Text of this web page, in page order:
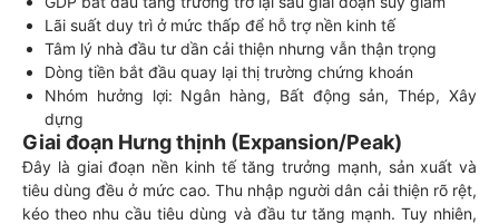
Lãi suất duy trì ở mức thấp để hỗ trợ nền kinh tế
Tâm lý nhà đầu tư dần cải thiện nhưng vẫn thận trọng
Dòng tiền bắt đầu quay lại thị trường chứng khoán
Nhóm hưởng lợi: Ngân hàng, Bất động sản, Thép, Xây
dựng
Giai đoạn Hưng thịnh (Expansion/Peak)
Đây là giai đoạn nền kinh tế tăng trưởng mạnh, sản xuất và
tiêu dùng đều ở mức cao. Thu nhập người dân cải thiện rõ rệt,
kéo theo nhu cầu tiêu dùng và đầu tư tăng mạnh. Tuy nhiên,